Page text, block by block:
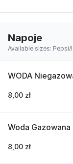
Napoje
Available sizes: Pepsi/
WODA
8,00 zł
Woda Gazowana
8,00 zł